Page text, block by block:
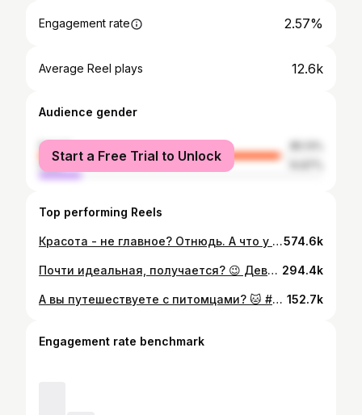
Engagement rate 2.57%
Average Reel plays 12.6k
Audience gender
female
male
Start a Free Trial to Unlock
Top performing Reels
Красота - не главное? Отнюдь. А что у нас привыкли считать главным - здоровье? Семью? Финансовое благополучие? Любовь? Ну да, едва ли можно услышать от кого-то: «я бы не хотел быть здоровым или любимым». Но ровно также, как и услышать: «я бы не хотел быть красивым». Ну правда, вы знаете таких людей? Я нет. Желать быть красивым в нашем обществе считается чем-то поверхностным и недалеким. А почему мы тогда желаем красивых улиц, домов, музеев, парков, кафешек вокруг нас? Все должно быть красивым, кроме нас самих? Лицемерие. В первую очередь, к самим себе. Или глубочайшее отсутствие любви и собственной ценности. Уверена, что желание выглядеть привлекательно - здоровое. Ровно так же, как и желать себе любого другого благополучия. И это никак не связано с нарциссическим расстройством ) Безусловно, бывают перегибы и это может превратиться в перекроение себя до неузнаваемости, но это уже не про любовь… А вы что думаете?574.6k
Почти идеальная, получается? 😉 Девушки, цените, любите себя и дарите заботу. И помните: любой недостаток всегда можно превратить в достоинство ♥️ #отношениексебе #любовьксебе #sanfrancisco #california #санфранциско #русскиевамерике #русскиевсша #русскиевкалифорнии #калифорния #русскиевсанфранциско 294.4k
А вы путешествуете с питомцами? 🐱 #scottishfold #goldenchinchilla #travellingwithcats #sanfrancisco #california #санфранциско #калифорния #золотаяшиншилла #кошка #шотландскаявислоухая #русскиевкалифорнии #русскиевамерике 152.7k
Engagement rate benchmark